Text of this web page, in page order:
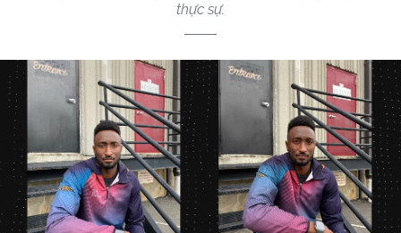
thực sự.